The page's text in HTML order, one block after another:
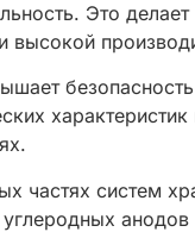
Это делает
высокой
безопасность
частях систем